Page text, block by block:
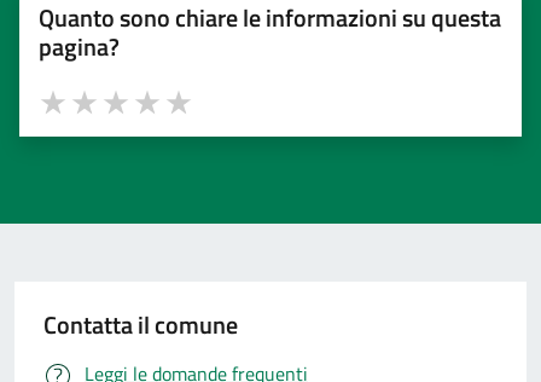
Quanto sono chiare le informazioni su questa
pagina?
Valuta 5 stelle su 5
Valuta 4 stelle su 5
Valuta 3 stelle su 5
Valuta 2 stelle su 5
Valuta 1 stelle su 5
Contatta il comune
Leggi le domande frequenti